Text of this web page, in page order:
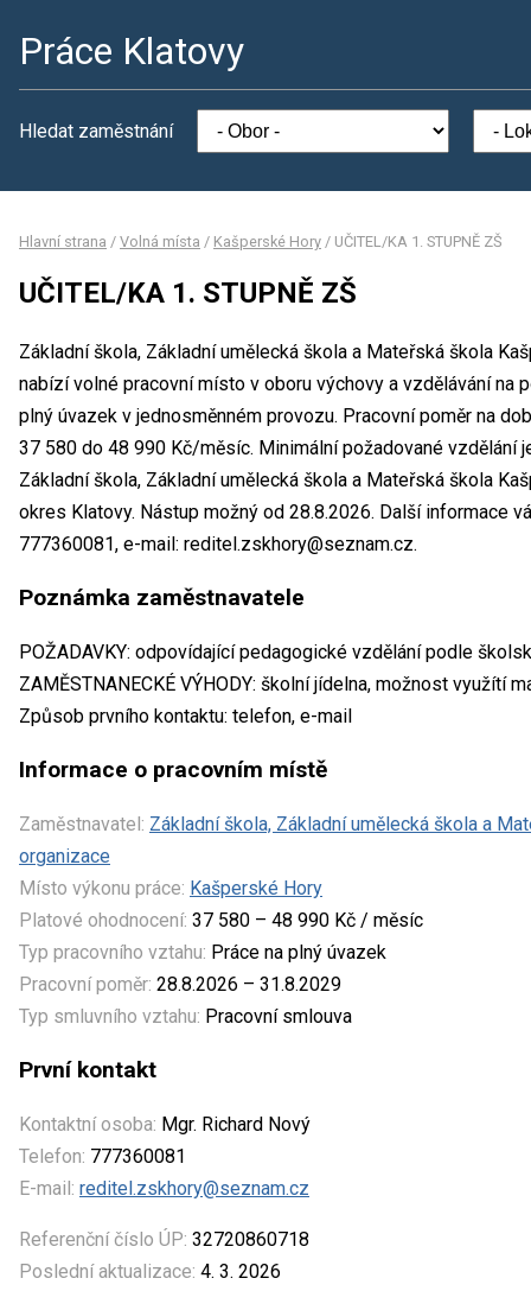
Práce Klatovy
Hledat zaměstnání
Hlavní strana / Volná místa / Kašperské Hory / UČITEL/KA 1. STUPNĚ ZŠ
UČITEL/KA 1. STUPNĚ ZŠ
Základní škola, Základní umělecká škola a Mateřská škola
nabízí volné pracovní místo v oboru výchovy a vzdělávání na
plný úvazek v jednosměnném provozu. Pracovní poměr na
37 580 do 48 990 Kč/měsíc. Minimální požadované vzdělání
Základní škola, Základní umělecká škola a Mateřská škola
okres Klatovy. Nástup možný od 28.8.2026. Další informace
777360081, e-mail: reditel.zskhory@seznam.cz.
Poznámka zaměstnavatele
POŽADAVKY: odpovídající pedagogické vzdělání podle
ZAMĚSTNANECKÉ VÝHODY: školní jídelna, možnost využítí
Způsob prvního kontaktu: telefon, e-mail
Informace o pracovním místě
Zaměstnavatel: Základní škola, Základní umělecká škola a
organizace
Místo výkonu práce: Kašperské Hory
Platové ohodnocení: 37 580 – 48 990 Kč / měsíc
Typ pracovního vztahu: Práce na plný úvazek
Pracovní poměr: 28.8.2026 – 31.8.2029
Typ smluvního vztahu: Pracovní smlouva
První kontakt
Kontaktní osoba: Mgr. Richard Nový
Telefon: 777360081
E-mail: reditel.zskhory@seznam.cz
Referenční číslo ÚP: 32720860718
Poslední aktualizace: 4. 3. 2026